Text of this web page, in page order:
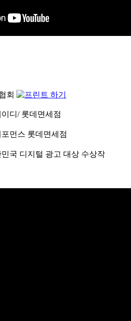
회
디/ 롯데면세점
먼스 롯데면세점
국 디지털 광고 대상 수상작